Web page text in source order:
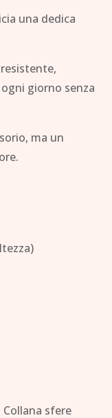
una dedica
giorno senza
ma un